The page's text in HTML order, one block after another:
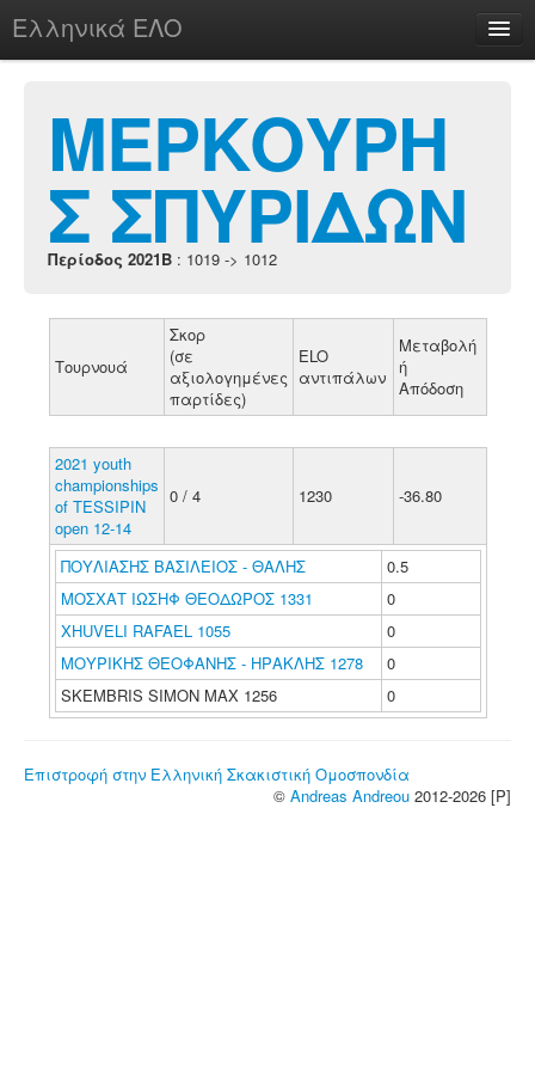
Ελληνικά ΕΛΟ
chesstu.be @ discord
Login
ΜΕΡΚΟΥΡΗ
Σ ΣΠΥΡΙΔΩΝ
Περίοδος 2021B : 1019 -> 1012
Τουρνουά
Σκορ
(σε
αξιολογημένες
παρτίδες)
ELO
αντιπάλων
Μεταβολή
ή
Απόδοση
2021 youth
championships
of TESSIPIN
open 12-14
0 / 4 1230 -36.80
ΠΟΥΛΙΑΣΗΣ ΒΑΣΙΛΕΙΟΣ - ΘΑΛΗΣ
0.5
ΜΟΣΧΑΤ ΙΩΣΗΦ ΘΕΟΔΩΡΟΣ 1331
0
XHUVELI RAFAEL 1055
0
ΜΟΥΡΙΚΗΣ ΘΕΟΦΑΝΗΣ - ΗΡΑΚΛΗΣ 1278
0
SKEMBRIS SIMON MAX 1256
0
Επιστροφή στην Ελληνική Σκακιστική Ομοσπονδία
© Andreas Andreou 2012-2026 [P]